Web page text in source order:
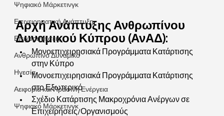
Ψηφιακό Μάρκετινγκ
Επιχειρηματική Ανάπτυξη
Επιχορηγήσεις
Ανθρώπινο Δυναμικό
Ηγεσία
Αειφορία και Πράσινη Ενέργεια
Ψηφιακό Μάρκετινγκ
Αρχή Ανάπτυξης Ανθρωπίνου
Δυναμικού Κύπρου (ΑνΑΔ):
Μονοεπιχειρησιακά Προγράμματα Κατάρτισης
στην Κύπρο
Μονοεπιχειρησιακά Προγράμματα Κατάρτισης
στο Εξωτερικό
Σχέδιο Κατάρτισης Μακροχρόνια Ανέργων σε
Επιχειρήσεις/Οργανισμούς